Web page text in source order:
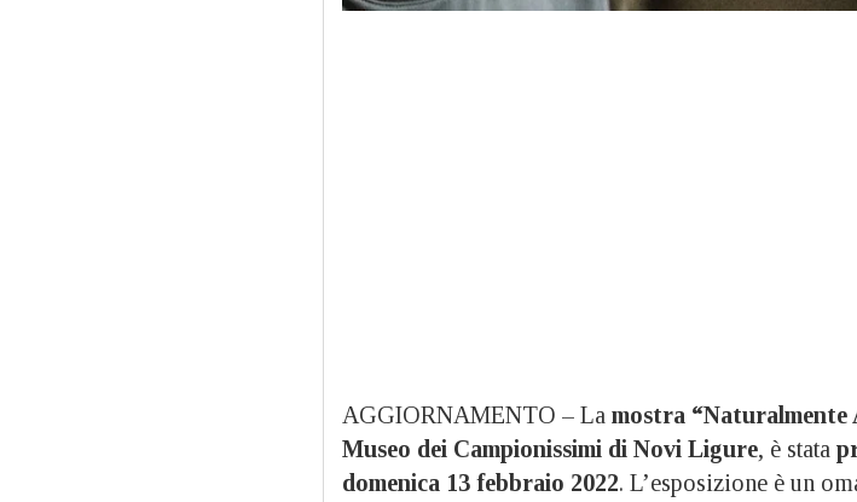
AGGIORNAMENTO – La mostra
Museo dei Campionissimi di Novi Ligure, è stata
domenica 13 febbraio 2022. L’esposizione è un